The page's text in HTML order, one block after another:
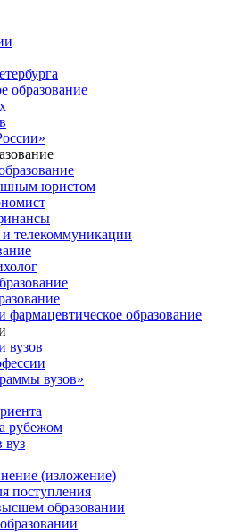
образование
юристом
телекоммуникации
образование
вузов
вузов»
рубежом
вуз
(изложение)
поступления
образовании